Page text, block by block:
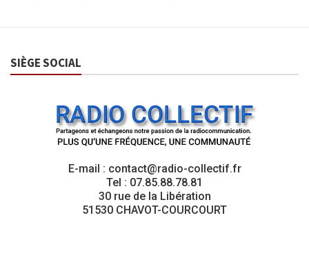
SIÈGE SOCIAL
E-mail : contact@radio-collectif.fr
Tel : 07.85.88.78.81
30 rue de la Libération
51530 CHAVOT-COURCOURT